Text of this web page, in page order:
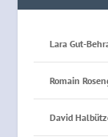
Lara Gut-
Romain
David